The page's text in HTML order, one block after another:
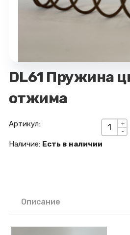
DL61 Пружина
отжима
+
-
Артикул:
Наличие: Есть в наличии
Описание